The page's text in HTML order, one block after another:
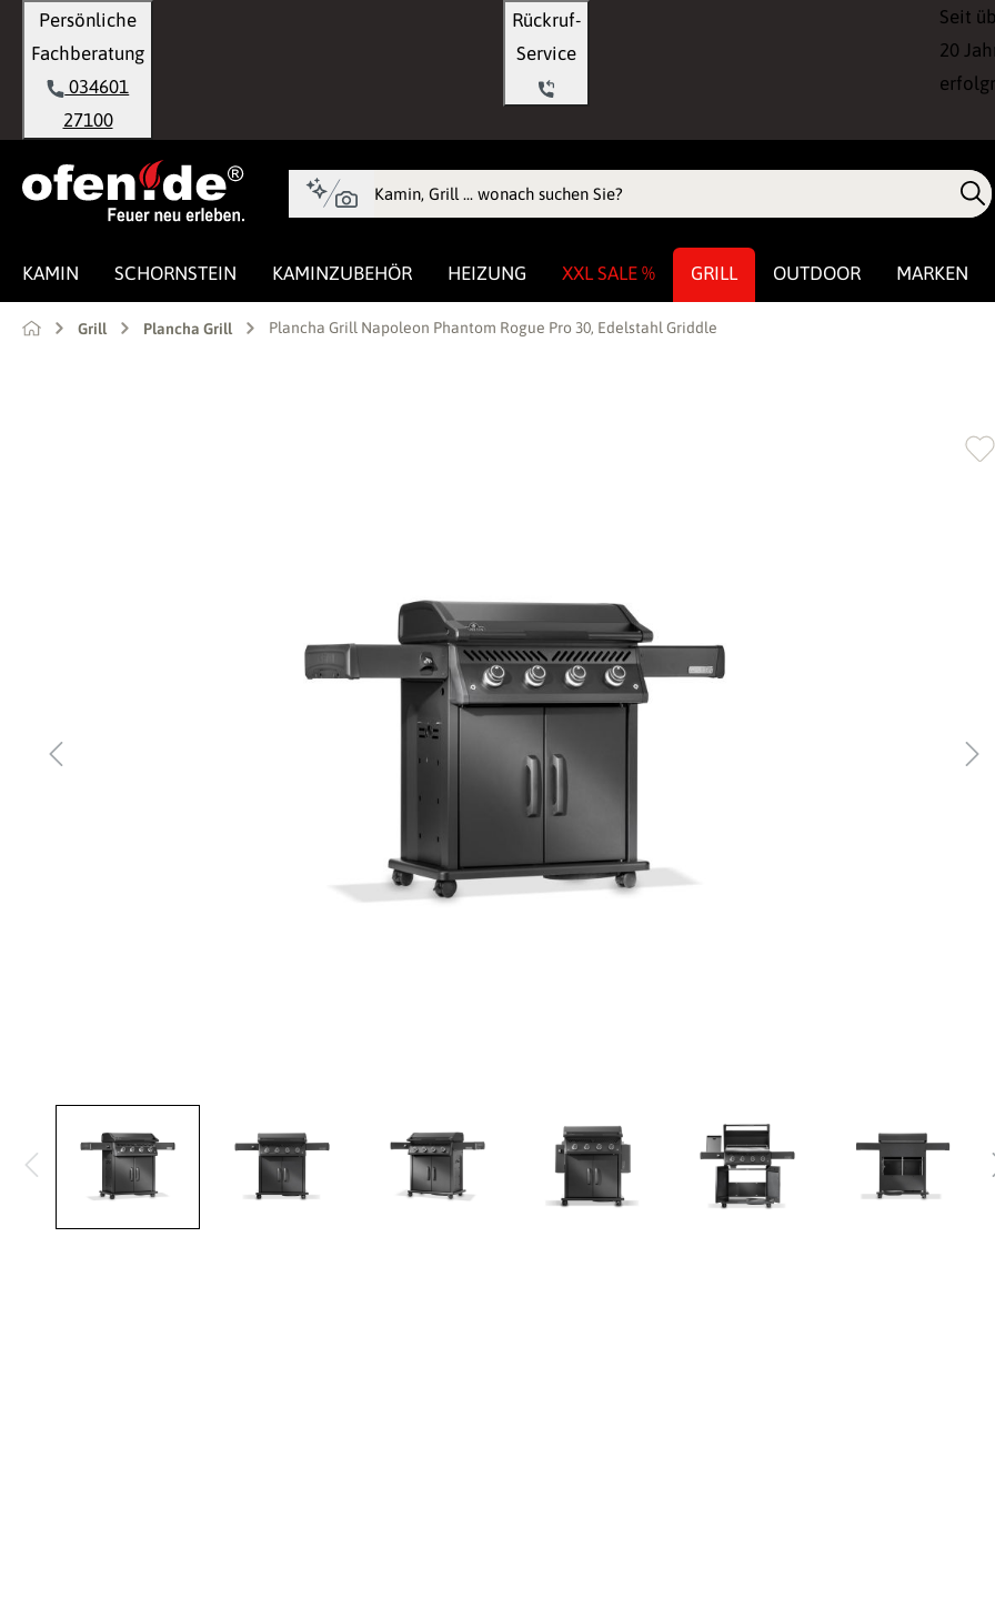
Zur Hauptnavigation springen
Persönliche
Fachberatung
034601
27100
Rückruf-
Seit
20
KAMIN SCHORNSTEIN KAMINZUBEHÖR HEIZUNG XXL SALE % GRILL OUTDOOR MARKEN
Grill Plancha Grill Plancha Grill Napoleon Phantom Rogue Pro 30, Edelstahl Griddle